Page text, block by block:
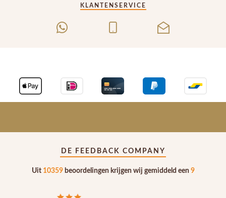
KLANTENSERVICE
DE FEEDBACK COMPANY
Uit 10359beoordelingen krijgen wij gemiddeld een 9